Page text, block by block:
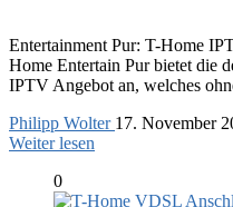
Entertainment Pur: T-Home
Home Entertain Pur bietet die
IPTV Angebot an, welches
Philipp Wolter 17. November
Weiter lesen
0